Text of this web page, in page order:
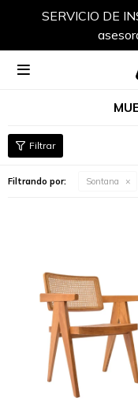
SERVICIO DE

Filtrando por: Sontana